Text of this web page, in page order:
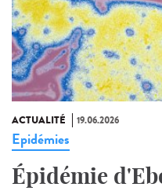
ACTUALITÉ 19.06.2026
Epidémies
Épidémie